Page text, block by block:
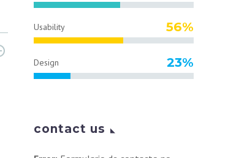
Usability 56%
Design 23%
contact us